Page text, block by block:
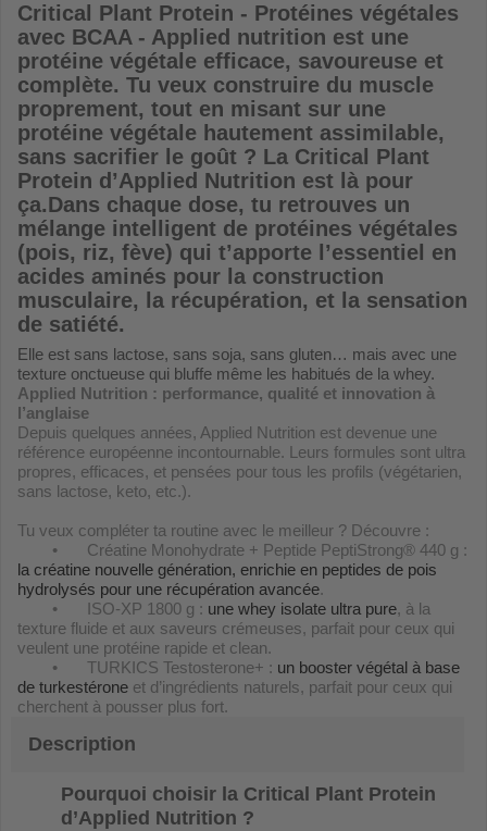
Critical Plant Protein - Protéines végétales
avec BCAA - Applied nutrition est une
protéine végétale efficace, savoureuse et
complète. Tu veux construire du muscle
proprement, tout en misant sur une
protéine végétale hautement assimilable,
sans sacrifier le goût ? La Critical Plant
Protein d’Applied Nutrition est là pour
ça.Dans chaque dose, tu retrouves un
mélange intelligent de protéines végétales
(pois, riz, fève) qui t’apporte l’essentiel en
acides aminés pour la construction
musculaire, la récupération, et la sensation
de satiété.
Elle est sans lactose, sans soja, sans gluten… mais avec une
texture onctueuse qui bluffe même les habitués de la whey.
Applied Nutrition : performance, qualité et innovation à
l’anglaise
Depuis quelques années, Applied Nutrition est devenue une
référence européenne incontournable. Leurs formules sont ultra
propres, efficaces, et pensées pour tous les profils (végétarien,
sans lactose, keto, etc.).
Tu veux compléter ta routine avec le meilleur ? Découvre :
•
Créatine Monohydrate + Peptide PeptiStrong® 440 g :
la créatine nouvelle génération, enrichie en peptides de pois
hydrolysés pour une récupération avancée.
•
ISO-XP 1800 g : une whey isolate ultra pure, à la
texture fluide et aux saveurs crémeuses, parfait pour ceux qui
veulent une protéine rapide et clean.
•
TURKICS Testosterone+ : un booster végétal à base
de turkestérone et d’ingrédients naturels, parfait pour ceux qui
cherchent à pousser plus fort.
Description
Pourquoi choisir la Critical Plant Protein
d’Applied Nutrition ?